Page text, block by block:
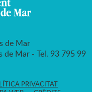
de Mar
de Mar - Tel. 93 795 99
PRIVACITAT